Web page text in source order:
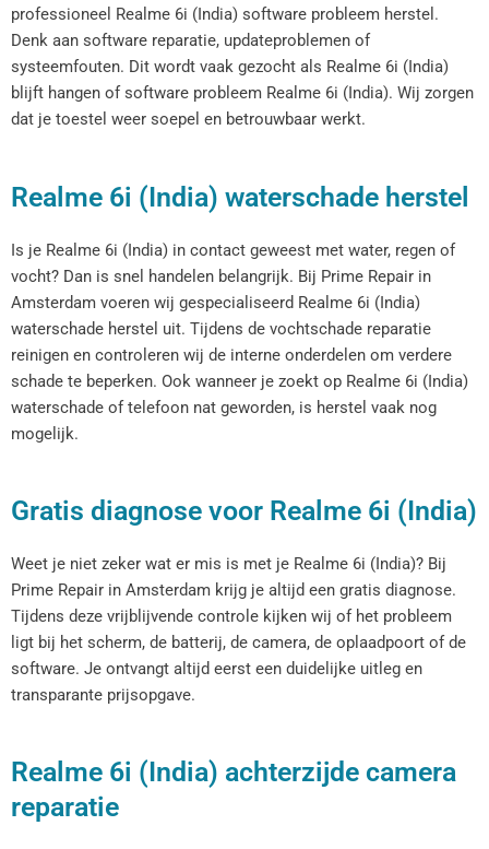
professioneel Realme 6i (India) software probleem herstel.
Denk aan software reparatie, updateproblemen of
systeemfouten. Dit wordt vaak gezocht als Realme 6i (India)
blijft hangen of software probleem Realme 6i (India). Wij zorgen
dat je toestel weer soepel en betrouwbaar werkt.
Realme 6i (India) waterschade herstel
Is je Realme 6i (India) in contact geweest met water, regen of
vocht? Dan is snel handelen belangrijk. Bij Prime Repair in
Amsterdam voeren wij gespecialiseerd Realme 6i (India)
waterschade herstel uit. Tijdens de vochtschade reparatie
reinigen en controleren wij de interne onderdelen om verdere
schade te beperken. Ook wanneer je zoekt op Realme 6i (India)
waterschade of telefoon nat geworden, is herstel vaak nog
mogelijk.
Gratis diagnose voor Realme 6i (India)
Weet je niet zeker wat er mis is met je Realme 6i (India)? Bij
Prime Repair in Amsterdam krijg je altijd een gratis diagnose.
Tijdens deze vrijblijvende controle kijken wij of het probleem
ligt bij het scherm, de batterij, de camera, de oplaadpoort of de
software. Je ontvangt altijd eerst een duidelijke uitleg en
transparante prijsopgave.
Realme 6i (India) achterzijde camera
reparatie